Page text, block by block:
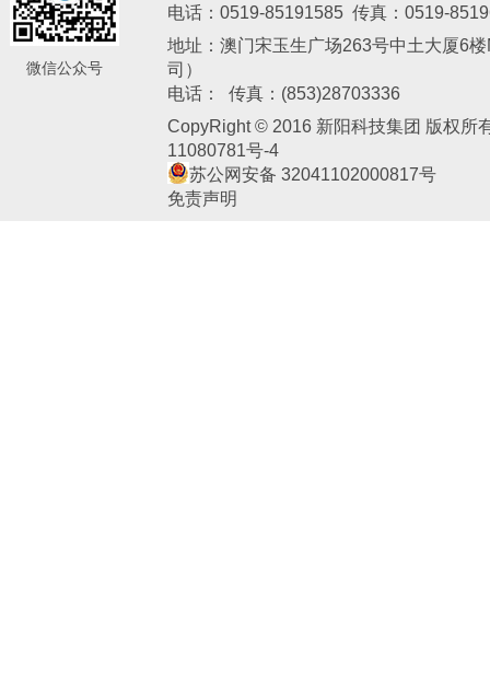
微信公众号
电话：0519-85191585 传真：0519-
地址：澳门宋玉生广场263号中土大厦6
司）
电话： 传真：(853)28703336
CopyRight © 2016 新阳科技集团 版权所
11080781号-4
苏公网安备 32041102000817号
免责声明